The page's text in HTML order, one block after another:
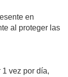
en
al proteger las
vez por día,